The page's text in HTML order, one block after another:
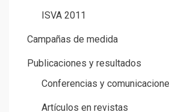
ISVA 2011
Campañas de medida
Publicaciones y resultados
Conferencias y
Artículos en revistas